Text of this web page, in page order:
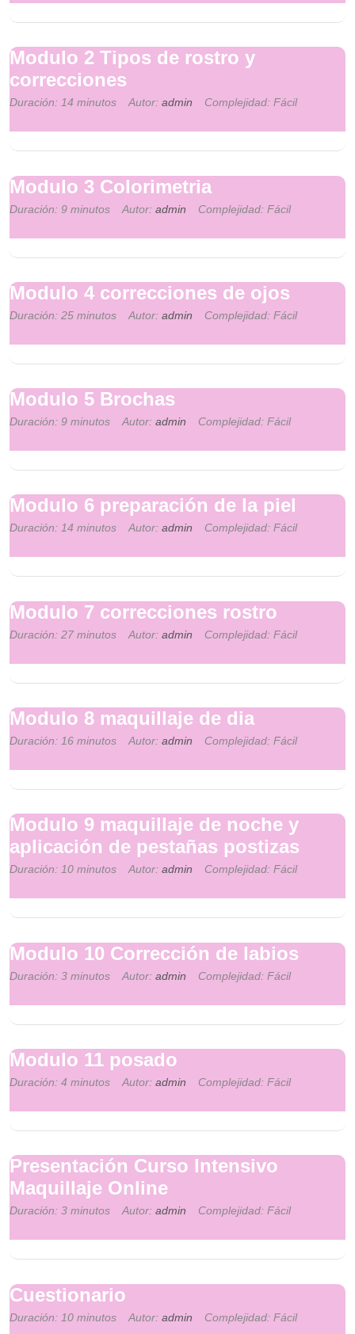
Modulo 2 Tipos de rostro y
correcciones
Duración: 14 minutos Autor: admin Complejidad: Fácil
Modulo 3 Colorimetria
Duración: 9 minutos Autor: admin Complejidad: Fácil
Modulo 4 correcciones de ojos
Duración: 25 minutos Autor: admin Complejidad: Fácil
Modulo 5 Brochas
Duración: 9 minutos Autor: admin Complejidad: Fácil
Modulo 6 preparación de la piel
Duración: 14 minutos Autor: admin Complejidad: Fácil
Modulo 7 correcciones rostro
Duración: 27 minutos Autor: admin Complejidad: Fácil
Modulo 8 maquillaje de dia
Duración: 16 minutos Autor: admin Complejidad: Fácil
Modulo 9 maquillaje de noche y
aplicación de pestañas postizas
Duración: 10 minutos Autor: admin Complejidad: Fácil
Modulo 10 Corrección de labios
Duración: 3 minutos Autor: admin Complejidad: Fácil
Modulo 11 posado
Duración: 4 minutos Autor: admin Complejidad: Fácil
Presentación Curso Intensivo
Maquillaje Online
Duración: 3 minutos Autor: admin Complejidad: Fácil
Cuestionario
Duración: 10 minutos Autor: admin Complejidad: Fácil